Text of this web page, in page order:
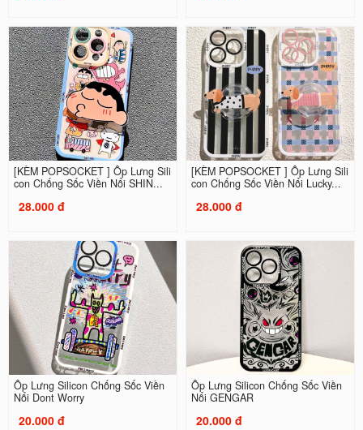
[KÈM POPSOCKET ] Ốp Lưng Sili
con Chống Sốc Viền Nổi SHIN...
28.000 đ
[KÈM POPSOCKET ] Ốp Lưng Sili
con Chống Sốc Viền Nổi Lucky...
28.000 đ
Ốp Lưng Silicon Chống Sốc Viền
Nổi Dont Worry
20.000 đ
Ốp Lưng Silicon Chống Sốc Viền
Nổi GENGAR
20.000 đ